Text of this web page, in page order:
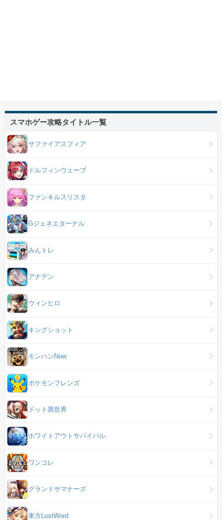
スマホゲー攻略タイトル一覧
サファイアスフィア
ドルフィンウェーブ
ファンキルスリスタ
Gジェネエターナル
みんトレ
アナデン
ウィンヒロ
キングショット
モンハンNow
ポケモンフレンズ
ドット異世界
ホワイトアウトサバイバル
ワンコレ
グランドサマナーズ
東方LostWord